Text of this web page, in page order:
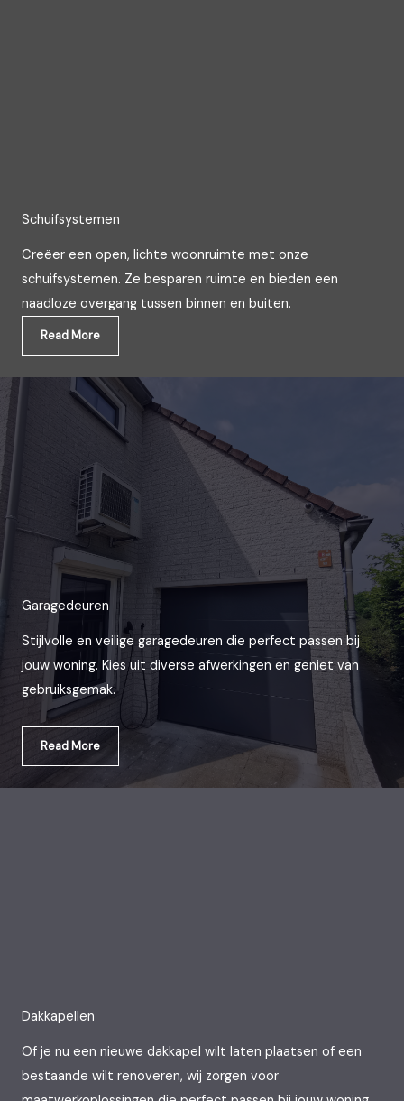
Schuifsystemen
Creëer een open, lichte woonruimte met onze
schuifsystemen. Ze besparen ruimte en bieden een
naadloze overgang tussen binnen en buiten.
Read More
Garagedeuren
Stijlvolle en veilige garagedeuren die perfect passen bij
jouw woning. Kies uit diverse afwerkingen en geniet van
gebruiksgemak.
Read More
Dakkapellen
Of je nu een nieuwe dakkapel wilt laten plaatsen of een
bestaande wilt renoveren, wij zorgen voor